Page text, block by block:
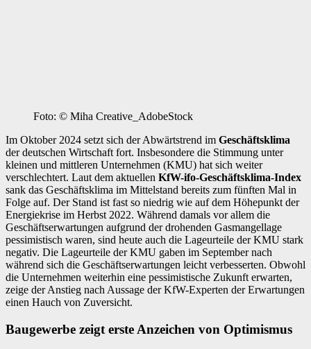
Foto: © Miha Creative_AdobeStock
Im Oktober 2024 setzt sich der Abwärtstrend im Geschäftsklima
der deutschen Wirtschaft fort. Insbesondere die Stimmung unter
kleinen und mittleren Unternehmen (KMU) hat sich weiter
verschlechtert. Laut dem aktuellen KfW-ifo-Geschäftsklima-Index
sank das Geschäftsklima im Mittelstand bereits zum fünften Mal in
Folge auf. Der Stand ist fast so niedrig wie auf dem Höhepunkt der
Energiekrise im Herbst 2022. Während damals vor allem die
Geschäftserwartungen aufgrund der drohenden Gasmangellage
pessimistisch waren, sind heute auch die Lageurteile der KMU stark
negativ. Die Lageurteile der KMU gaben im September nach
während sich die Geschäftserwartungen leicht verbesserten. Obwohl
die Unternehmen weiterhin eine pessimistische Zukunft erwarten,
zeige der Anstieg nach Aussage der KfW-Experten der Erwartungen
einen Hauch von Zuversicht.
Baugewerbe zeigt erste Anzeichen von Optimismus